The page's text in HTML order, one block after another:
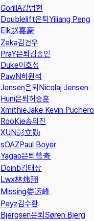
GorillA강범현
Doublelift은퇴 Yiliang Peng
Elk赵嘉豪
Zeka김건우
PraY은퇴 김종인
Duke이호성
PawN허원석
Jensen은퇴 Nicolaj Jensen
Huni은퇴 허승훈
XmithieJake Kevin Puchero
RooKie송의진
XUN彭立勋
sOAZPaul Boyer
Yagao은퇴 曾奇
Doinb김태상
Lwx林炜翔
Missing娄运峰
Peyz김수환
Bjergsen은퇴 Søren Bjerg